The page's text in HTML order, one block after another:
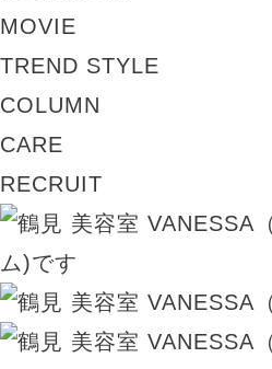
MOVIE
TREND STYLE
COLUMN
CARE
RECRUIT